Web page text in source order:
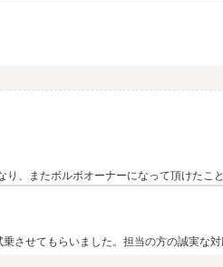
、またボルボオーナーになって頂けたこ
願いいたします！
させてもらいました。担当の方の誠実な
ました。今後もよろしくお願いいたします